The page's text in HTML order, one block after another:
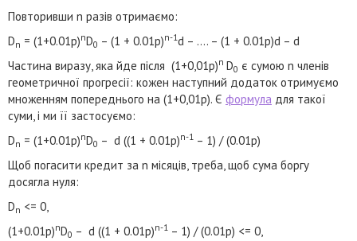
Повторивши n разів отримаємо:
Dn = (1+0.01p)nD0 – (1 + 0.01p)n-1d – …. – (1 + 0.01p)d – d
Частина виразу, яка йде після (1+0,01p)n D0 є сумою n членів
геометричної прогресії: кожен наступний додаток отримуємо
множенням попереднього на (1+0,01p). Є формула для такої
суми, і ми її застосуємо:
Dn = (1+0.01p)nD0 – d ((1 + 0.01p)n-1 – 1) / (0.01p)
Щоб погасити кредит за n місяців, треба, щоб сума боргу
досягла нуля:
Dn <= 0,
(1+0.01p)nD0 – d ((1 + 0.01p)n-1 – 1) / (0.01p) <= 0,